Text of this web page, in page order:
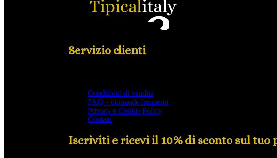
Servizio clienti
Condizioni di vendita
FAQ – domande frequenti
Privacy e Cookie Policy
Contatti
Iscriviti e ricevi il 10% di sconto sul tuo